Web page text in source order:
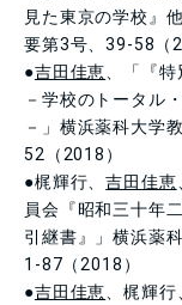
見た東京の学校』
要第3号、39-58（
●吉田佳恵 、「『
－学校のトータル
－」横浜薬科大学
52（2018）
●梶輝行、吉田佳恵
員会『昭和三十年
引継書』」横浜薬
1-87（2018）
●吉田佳恵 、梶輝